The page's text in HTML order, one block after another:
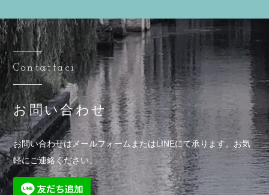
Contattaci
お問い合わせ
お問い合わせはメールフォームまたはLINEにて承ります。 お気
軽にご連絡ください。